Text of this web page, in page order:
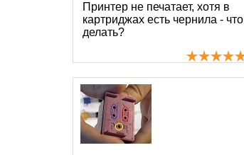
Принтер не печатает, хотя в
картриджах есть чернила - что
делать?